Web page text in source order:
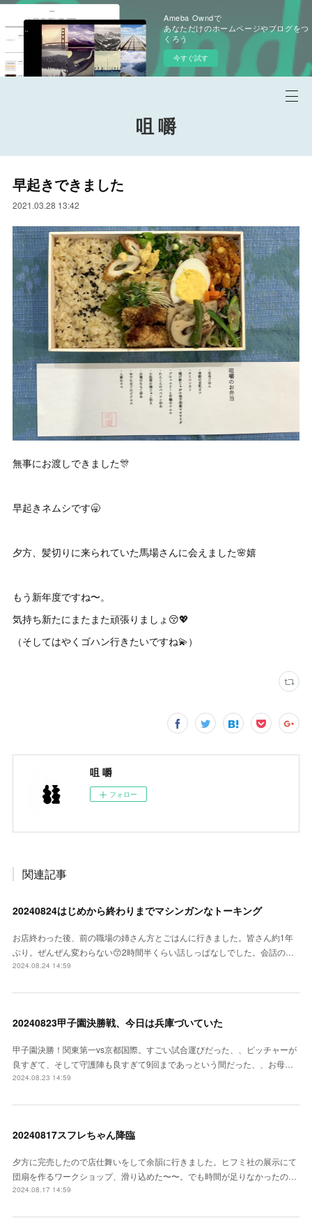
Ameba Owndで
あなただけのホームページやブログをつ
くろう
今すぐ試す
咀 嚼
早起きできました
2021.03.28 13:42
無事にお渡しできました🎊
早起きネムシです🥱
夕方、髪切りに来られていた馬場さんに会えました🌸嬉
もう新年度ですね〜。
気持ち新たにまたまた頑張りましょ😚💖
（そしてはやくゴハン行きたいですね💫）
咀 嚼
フォロー
関連記事
20240824はじめから終わりまでマシンガンなトーキング
お店終わった後、前の職場の姉さん方とごはんに行きました。皆さん約1年
ぶり。ぜんぜん変わらない😙2時間半くらい話しっぱなしでした。会話の…
2024.08.24 14:59
20240823甲子園決勝戦、今日は兵庫づいていた
甲子園決勝！関東第一vs京都国際。すごい試合運びだった、、ピッチャーが
良すぎて、そして守護陣も良すぎて9回まであっという間だった、、お母…
2024.08.23 14:59
20240817スフレちゃん降臨
夕方に完売したので店仕舞いをして余韻に行きました。ヒフミ社の展示にて
団扇を作るワークショップ、滑り込めた〜〜。でも時間が足りなかったの…
2024.08.17 14:59